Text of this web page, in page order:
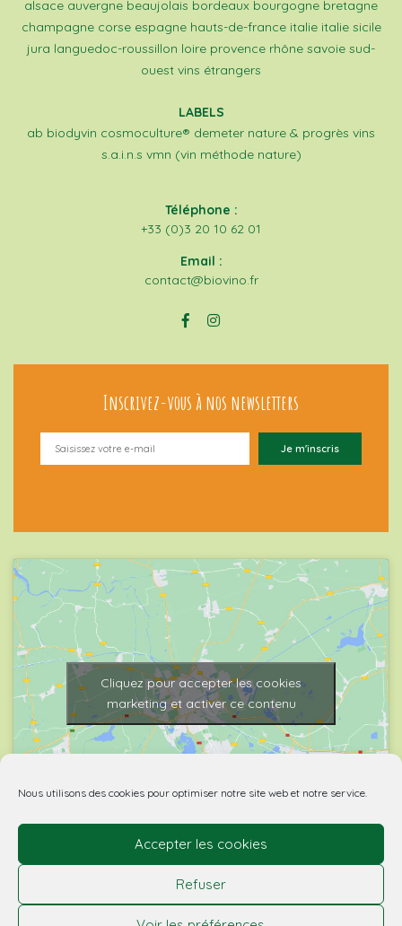
Nous utilisons des cookies pour optimiser notre site web et notre service.
Accepter les cookies
Refuser
alsace auvergne beaujolais bordeaux bourgogne bretagne
champagne corse espagne hauts-de-france italie italie sicile
jura languedoc-roussillon loire provence rhône savoie sud-
ouest vins étrangers
LABELS
ab biodyvin cosmoculture® demeter nature & progrès vins
s.a.i.n.s vmn (vin méthode nature)
Téléphone :
+33 (0)3 20 10 62 01
Email :
contact@biovino.fr
Inscrivez-vous à nos newsletters
Cliquez pour accepter les cookies
marketing et activer ce contenu
© 2026 Biovino | made with by Agence Spritz.
L’abus d’alcool est dangereux pour la santé. À boire